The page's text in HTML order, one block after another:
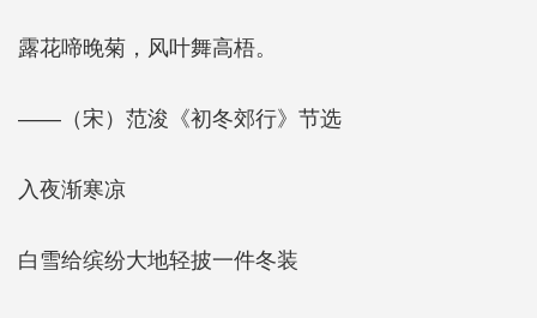
露花啼晚菊，风叶舞高梧。
——（宋）范浚《初冬郊行》节选
入夜渐寒凉
白雪给缤纷大地轻披一件冬装